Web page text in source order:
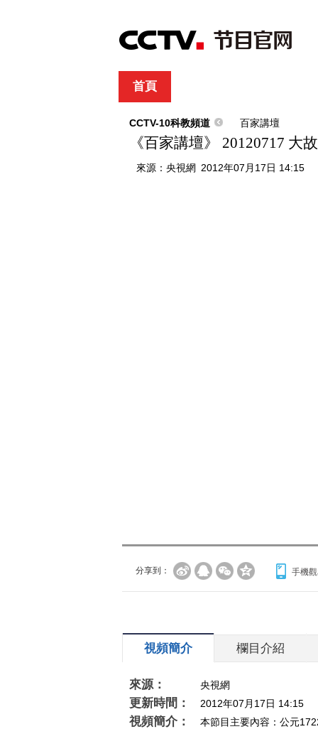
首頁
綜合 新聞 財經 綜藝 中文國際
CCTV-10科教頻道 百家講壇
《百家講壇》 20120717 大
來源： 央視網 2012年07月17日 14:15
分享到： 手機
視頻簡介 欄目介紹
來源： 央視網
更新時間： 2012年07月17日 14:15
視頻簡介：
本節目主要內容：公元